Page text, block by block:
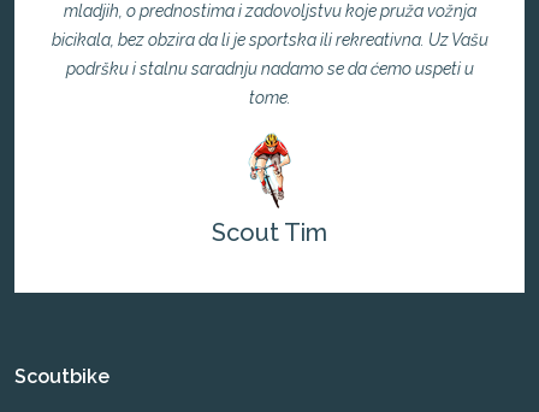
mladjih, o prednostima i zadovoljstvu koje pruža vožnja
bicikala, bez obzira da li je sportska ili rekreativna. Uz Vašu
podršku i stalnu saradnju nadamo se da ćemo uspeti u
tome.
Scout Tim
Scoutbike